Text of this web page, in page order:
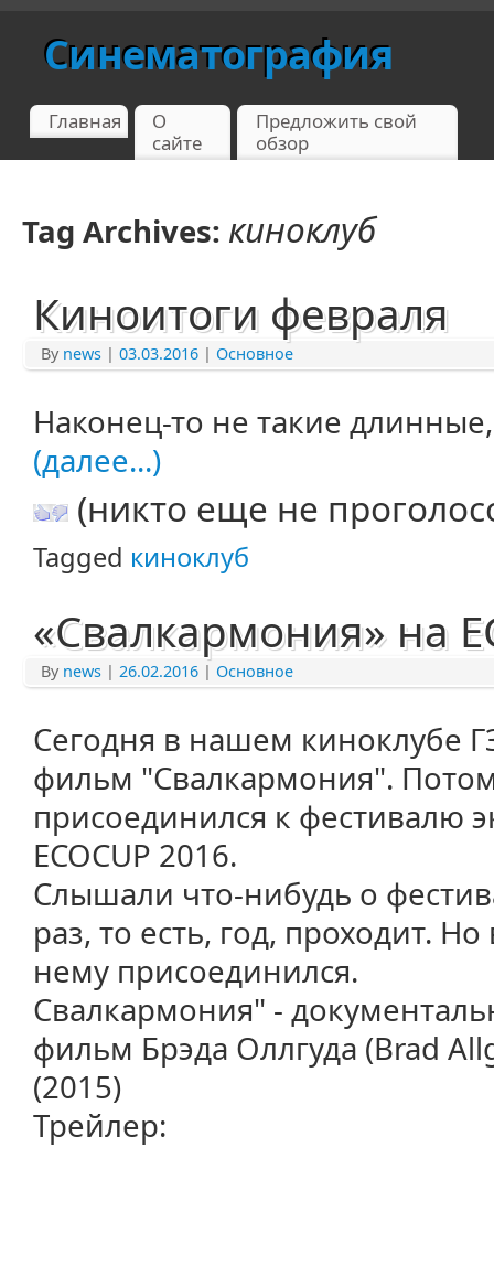
Синематография
Главная
О
сайте
Предложить свой
обзор
Tag Archives: киноклуб
Киноитоги февраля
By news | 03.03.2016 | Основное
Наконец-то не такие
(далее...)
(никто еще не
Tagged киноклуб
«Свалкармония» на
By news | 26.02.2016 | Основное
Сегодня в нашем киноклубе
фильм "Свалкармония".
присоединился к фестивалю
ECOCUP 2016.
Слышали что-нибудь о
раз, то есть, год, проходит.
нему присоединился.
Свалкармония" -
фильм Брэда Оллгуда (Brad
(2015)
Трейлер: